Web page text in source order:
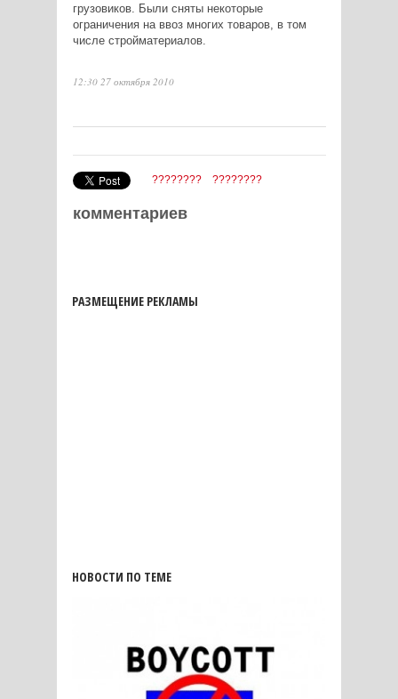
грузовиков. Были сняты некоторые
ограничения на ввоз многих товаров, в том
числе стройматериалов.
12:30 27 октября 2010
???????? ????????
комментариев
РАЗМЕЩЕНИЕ РЕКЛАМЫ
НОВОСТИ ПО ТЕМЕ